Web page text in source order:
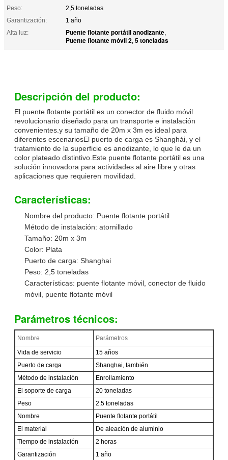
Peso:
2,5 toneladas
Garantización:
1 año
Alta luz:
Puente flotante portátil anodizante,
Puente flotante móvil 2, 5 toneladas
Descripción del producto:
El puente flotante portátil es un conector de fluido móvil
revolucionario diseñado para un transporte e instalación
convenientes.y su tamaño de 20m x 3m es ideal para
diferentes escenariosEl puerto de carga es Shanghái, y el
tratamiento de la superficie es anodizante, lo que le da un
color plateado distintivo.Este puente flotante portátil es una
solución innovadora para actividades al aire libre y otras
aplicaciones que requieren movilidad.
Características:
Nombre del producto: Puente flotante portátil
Método de instalación: atornillado
Tamaño: 20m x 3m
Color: Plata
Puerto de carga: Shanghai
Peso: 2,5 toneladas
Características: puente flotante móvil, conector de fluido
móvil, puente flotante móvil
Parámetros técnicos:
Nombre
Parámetros
Vida de servicio
15 años
Puerto de carga
Shanghai, también
Método de instalación
Enrollamiento
El soporte de carga
20 toneladas
Peso
2.5 toneladas
Nombre
Puente flotante portátil
El material
De aleación de aluminio
Tiempo de instalación
2 horas
Garantización
1 año